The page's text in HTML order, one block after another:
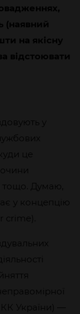
(наявний
на якісну
відстоювати
у
це
Думаю,
у концепцію
crime).
України) —